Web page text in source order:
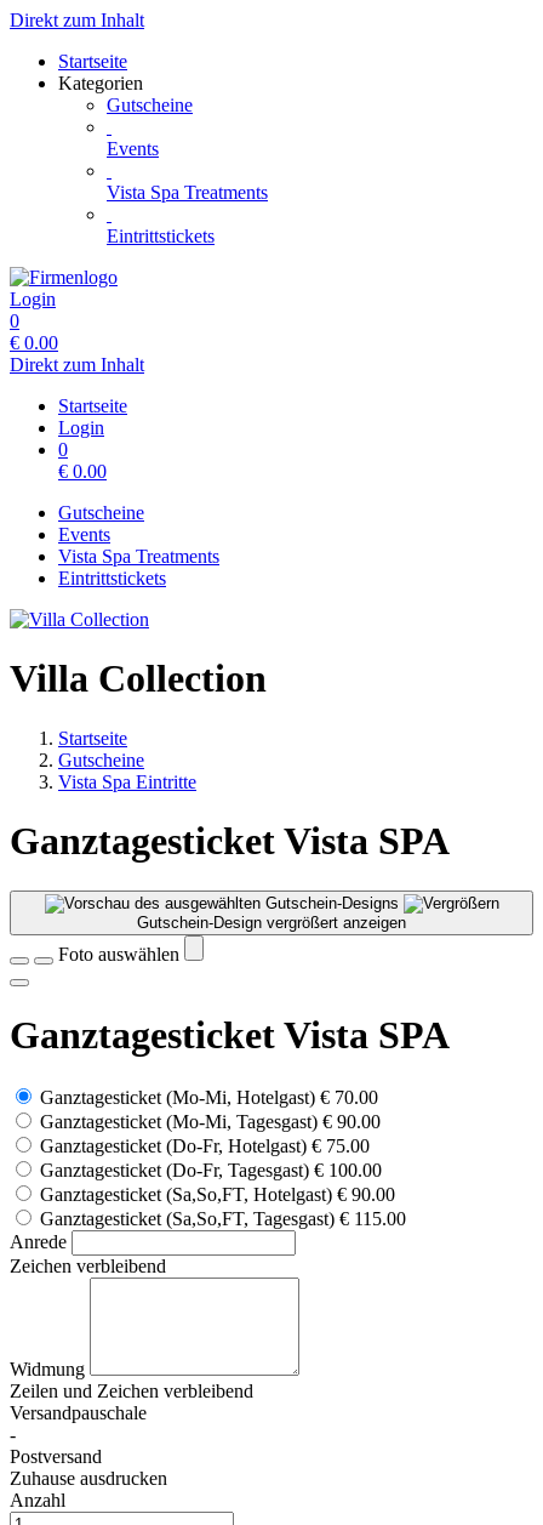
Direkt zum Inhalt
Startseite
Kategorien
Gutscheine
Events
Vista Spa Treatments
Eintrittstickets
Login
0
€ 0.00
Direkt zum Inhalt
Startseite
Login
0
€ 0.00
Gutscheine
Events
Vista Spa Treatments
Eintrittstickets
Villa Collection
Startseite
Gutscheine
Vista Spa Eintritte
Ganztagesticket Vista SPA
Gutschein-Design vergrößert anzeigen
Foto auswählen
Ganztagesticket Vista SPA
Ganztagesticket (Mo-Mi, Hotelgast) € 70.00
Ganztagesticket (Mo-Mi, Tagesgast) € 90.00
Ganztagesticket (Do-Fr, Hotelgast) € 75.00
Ganztagesticket (Do-Fr, Tagesgast) € 100.00
Ganztagesticket (Sa,So,FT, Hotelgast) € 90.00
Ganztagesticket (Sa,So,FT, Tagesgast) € 115.00
Anrede
Zeichen verbleibend
Widmung
Zeilen und Zeichen verbleibend
Versandpauschale
-
Postversand
Zuhause ausdrucken
Anzahl